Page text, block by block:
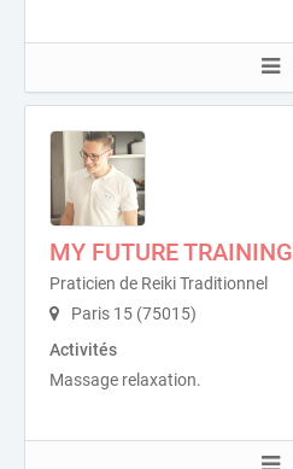
MY FUTURE TRAINING
Praticien de Reiki Traditionnel
Paris 15 (75015)
Activités
Massage relaxation.